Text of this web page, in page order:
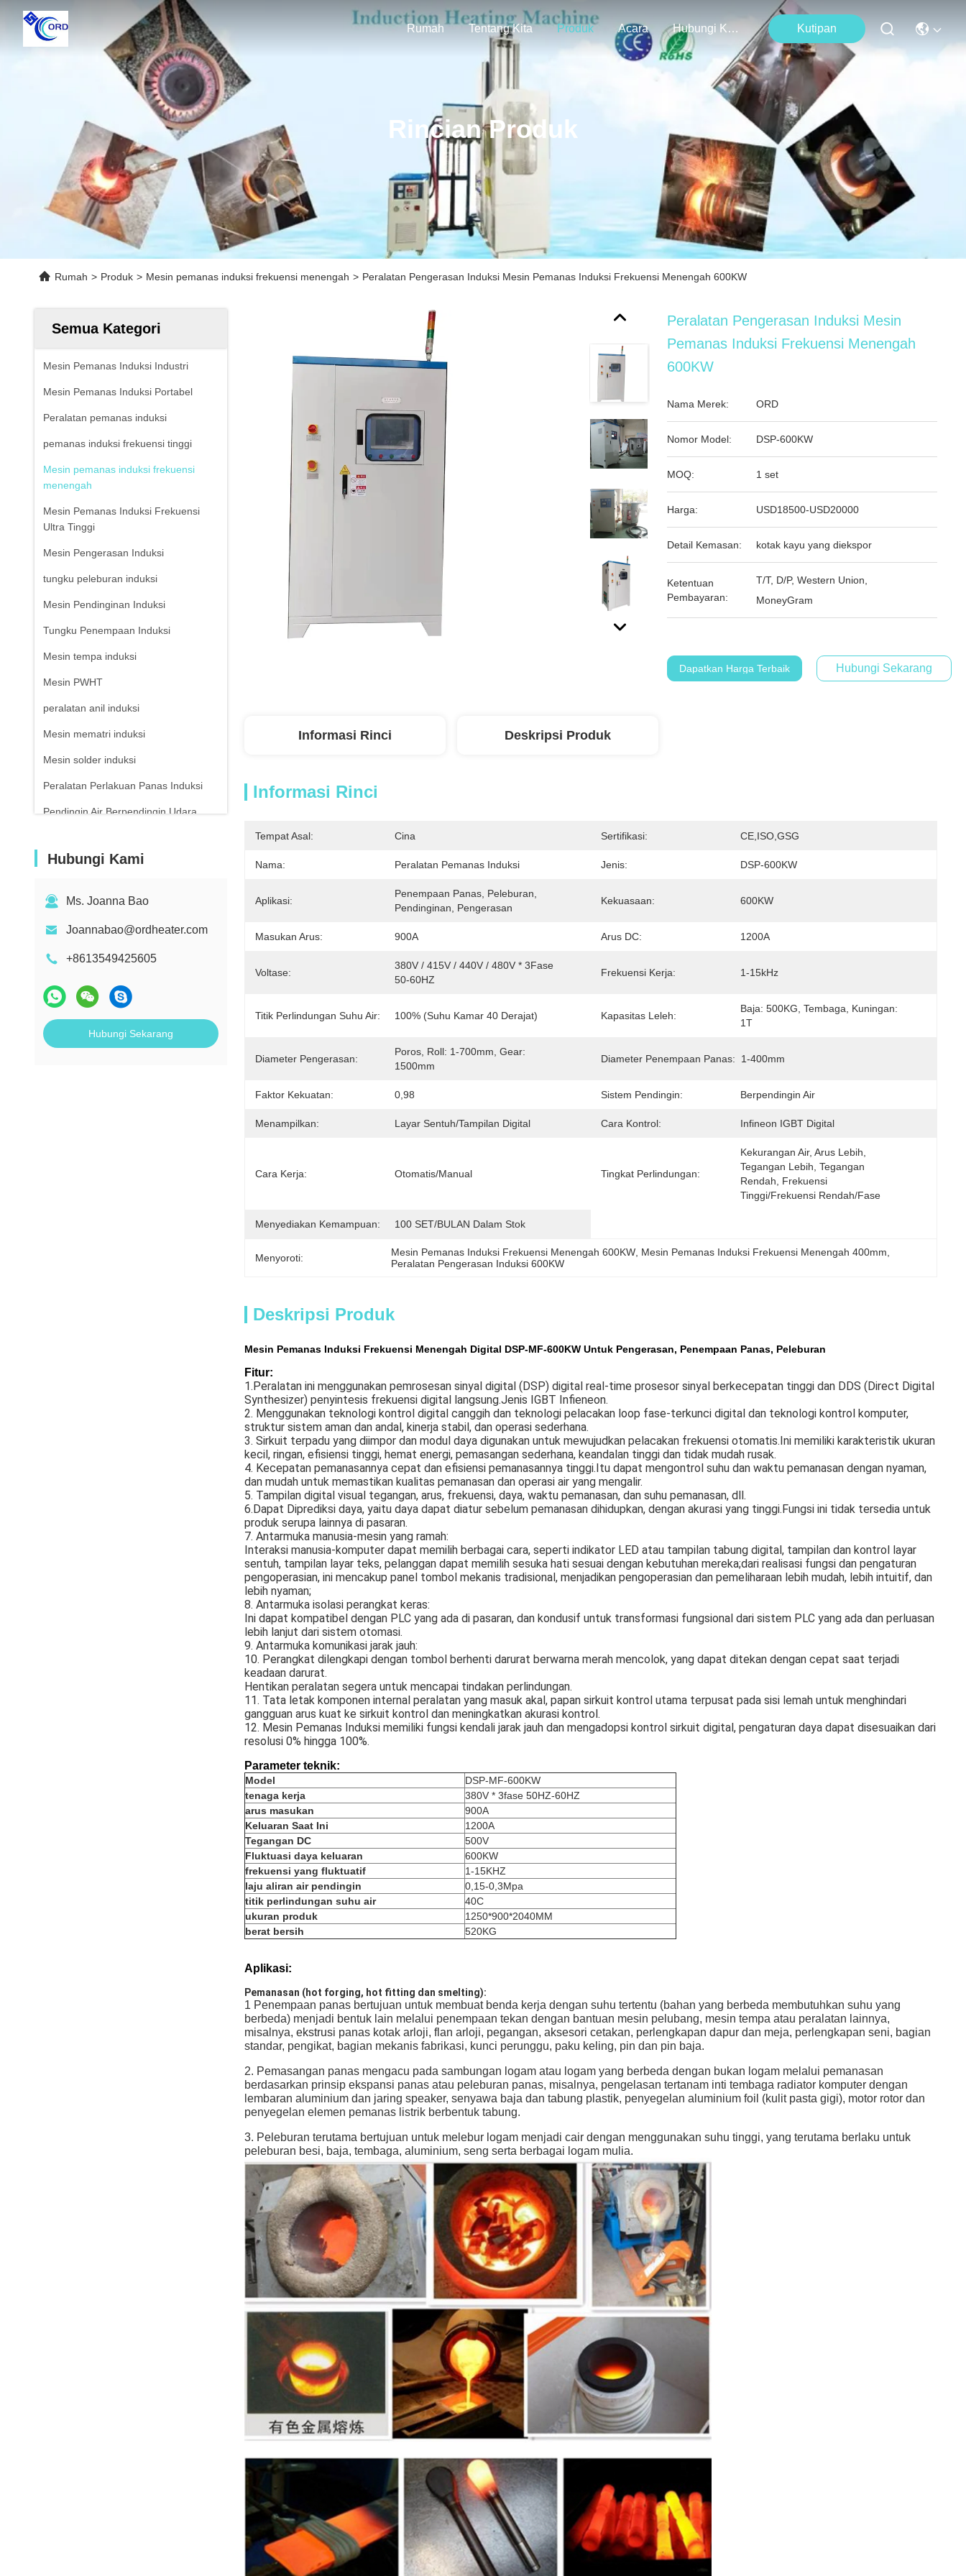
Rumah Tentang Kita Produk Acara Hubungi Kami Kutipan
Rincian Produk
Rumah > Produk > Mesin pemanas induksi frekuensi menengah > Peralatan Pengerasan Induksi Mesin Pemanas Induksi Frekuensi Menengah 600KW
Semua Kategori
Mesin Pemanas Induksi Industri
Mesin Pemanas Induksi Portabel
Peralatan pemanas induksi
pemanas induksi frekuensi tinggi
Mesin pemanas induksi frekuensi
menengah
Mesin Pemanas Induksi Frekuensi
Ultra Tinggi
Mesin Pengerasan Induksi
tungku peleburan induksi
Mesin Pendinginan Induksi
Tungku Penempaan Induksi
Mesin tempa induksi
Mesin PWHT
peralatan anil induksi
Mesin mematri induksi
Mesin solder induksi
Peralatan Perlakuan Panas Induksi
Pendingin Air Berpendingin Udara
Hubungi Kami
Ms. Joanna Bao
Joannabao@ordheater.com
+8613549425605
Hubungi Sekarang
Peralatan Pengerasan Induksi Mesin
Pemanas Induksi Frekuensi Menengah
600KW
Nama Merek: ORD
Nomor Model: DSP-600KW
MOQ: 1 set
Harga: USD18500-USD20000
Detail Kemasan: kotak kayu yang diekspor
Ketentuan
Pembayaran:
T/T, D/P, Western Union,
MoneyGram
Dapatkan Harga Terbaik Hubungi Sekarang
Informasi Rinci Deskripsi Produk
Informasi Rinci
Tempat Asal: Cina Sertifikasi: CE,ISO,GSG
Nama: Peralatan Pemanas Induksi Jenis: DSP-600KW
Aplikasi:
Penempaan Panas, Peleburan,
Pendinginan, Pengerasan
Kekuasaan: 600KW
Masukan Arus: 900A Arus DC: 1200A
Voltase:
380V / 415V / 440V / 480V * 3Fase
50-60HZ
Frekuensi Kerja: 1-15kHz
Titik Perlindungan Suhu Air: 100% (Suhu Kamar 40 Derajat) Kapasitas Leleh:
Baja: 500KG, Tembaga, Kuningan:
1T
Diameter Pengerasan:
Poros, Roll: 1-700mm, Gear:
1500mm
Diameter Penempaan Panas: 1-400mm
Faktor Kekuatan: 0,98 Sistem Pendingin: Berpendingin Air
Menampilkan: Layar Sentuh/Tampilan Digital Cara Kontrol: Infineon IGBT Digital
Cara Kerja: Otomatis/Manual Tingkat Perlindungan:
Kekurangan Air, Arus Lebih,
Tegangan Lebih, Tegangan
Rendah, Frekuensi
Tinggi/Frekuensi Rendah/Fase
Menyediakan Kemampuan: 100 SET/BULAN Dalam Stok
Menyoroti: Mesin Pemanas Induksi Frekuensi Menengah 600KW, Mesin Pemanas Induksi Frekuensi Menengah 400mm
Peralatan Pengerasan Induksi 600KW
Deskripsi Produk
Mesin Pemanas Induksi Frekuensi Menengah Digital DSP-MF-600KW Untuk Pengerasan, Penempaan Panas, Peleburan
Fitur:
1.Peralatan ini menggunakan pemrosesan sinyal digital (DSP) digital real-time prosesor sinyal berkecepatan tinggi dan DDS (Direct Digital
Synthesizer) penyintesis frekuensi digital langsung.Jenis IGBT Infieneon.
2. Menggunakan teknologi kontrol digital canggih dan teknologi pelacakan loop fase-terkunci digital dan teknologi kontrol komputer,
struktur sistem aman dan andal, kinerja stabil, dan operasi sederhana.
3. Sirkuit terpadu yang diimpor dan modul daya digunakan untuk mewujudkan pelacakan frekuensi otomatis.Ini memiliki karakteristik ukuran
kecil, ringan, efisiensi tinggi, hemat energi, pemasangan sederhana, keandalan tinggi dan tidak mudah rusak.
4. Kecepatan pemanasannya cepat dan efisiensi pemanasannya tinggi.Itu dapat mengontrol suhu dan waktu pemanasan dengan nyaman,
dan mudah untuk memastikan kualitas pemanasan dan operasi air yang mengalir.
5. Tampilan digital visual tegangan, arus, frekuensi, daya, waktu pemanasan, dan suhu pemanasan, dll.
6.Dapat Diprediksi daya, yaitu daya dapat diatur sebelum pemanasan dihidupkan, dengan akurasi yang tinggi.Fungsi ini tidak tersedia untuk
produk serupa lainnya di pasaran.
7. Antarmuka manusia-mesin yang ramah:
Interaksi manusia-komputer dapat memilih berbagai cara, seperti indikator LED atau tampilan tabung digital, tampilan dan kontrol layar
sentuh, tampilan layar teks, pelanggan dapat memilih sesuka hati sesuai dengan kebutuhan mereka;dari realisasi fungsi dan pengaturan
pengoperasian, ini mencakup panel tombol mekanis tradisional, menjadikan pengoperasian dan pemeliharaan lebih mudah, lebih intuitif, dan
lebih nyaman;
8. Antarmuka isolasi perangkat keras:
Ini dapat kompatibel dengan PLC yang ada di pasaran, dan kondusif untuk transformasi fungsional dari sistem PLC yang ada dan perluasan
lebih lanjut dari sistem otomasi.
9. Antarmuka komunikasi jarak jauh:
10. Perangkat dilengkapi dengan tombol berhenti darurat berwarna merah mencolok, yang dapat ditekan dengan cepat saat terjadi
keadaan darurat.
Hentikan peralatan segera untuk mencapai tindakan perlindungan.
11. Tata letak komponen internal peralatan yang masuk akal, papan sirkuit kontrol utama terpusat pada sisi lemah untuk menghindari
gangguan arus kuat ke sirkuit kontrol dan meningkatkan akurasi kontrol.
12. Mesin Pemanas Induksi memiliki fungsi kendali jarak jauh dan mengadopsi kontrol sirkuit digital, pengaturan daya dapat disesuaikan dari
resolusi 0% hingga 100%.
Parameter teknik:
Model
DSP-MF-600KW
tenaga kerja
380V * 3fase 50HZ-60HZ
arus masukan
900A
Keluaran Saat Ini
1200A
Tegangan DC
500V
Fluktuasi daya keluaran
600KW
frekuensi yang fluktuatif
1-15KHZ
laju aliran air pendingin
0,15-0,3Mpa
titik perlindungan suhu air
40C
ukuran produk
1250*900*2040MM
berat bersih
520KG
Aplikasi:
Pemanasan (hot forging, hot fitting dan smelting):
1 Penempaan panas bertujuan untuk membuat benda kerja dengan suhu tertentu (bahan yang berbeda membutuhkan suhu yang
berbeda) menjadi bentuk lain melalui penempaan tekan dengan bantuan mesin pelubang, mesin tempa atau peralatan lainnya,
misalnya, ekstrusi panas kotak arloji, flan arloji, pegangan, aksesori cetakan, perlengkapan dapur dan meja, perlengkapan seni, bagian
standar, pengikat, bagian mekanis fabrikasi, kunci perunggu, paku keling, pin dan pin baja.
2. Pemasangan panas mengacu pada sambungan logam atau logam yang berbeda dengan bukan logam melalui pemanasan
berdasarkan prinsip ekspansi panas atau peleburan panas, misalnya, pengelasan tertanam inti tembaga radiator komputer dengan
lembaran aluminium dan jaring speaker, senyawa baja dan tabung plastik, penyegelan aluminium foil (kulit pasta gigi), motor rotor dan
penyegelan elemen pemanas listrik berbentuk tabung.
3. Peleburan terutama bertujuan untuk melebur logam menjadi cair dengan menggunakan suhu tinggi, yang terutama berlaku untuk
peleburan besi, baja, tembaga, aluminium, seng serta berbagai logam mulia.